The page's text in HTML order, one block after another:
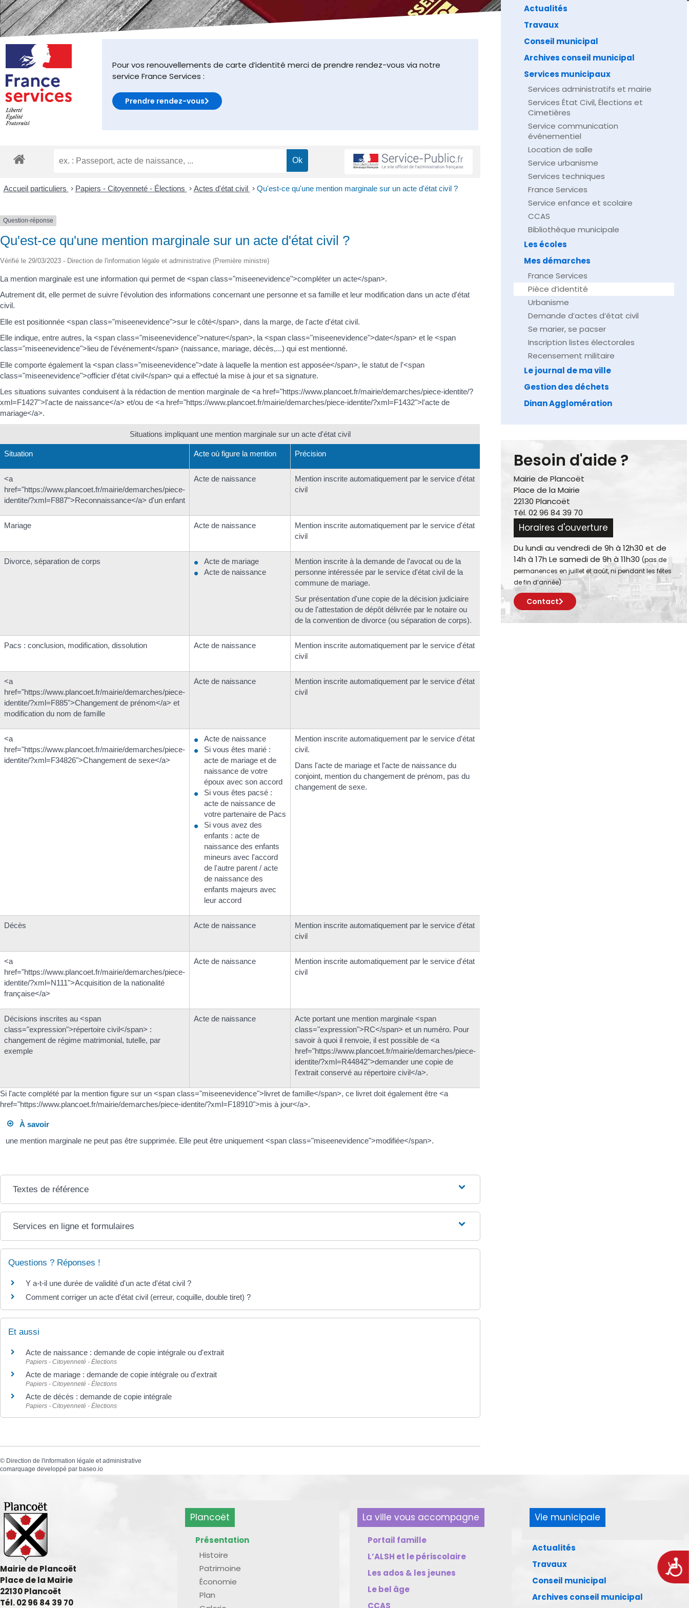
qui
utilisent
un
lecteur
d'écran ;
Appuyez
sur
Ctrl-
F10
pour
ouvrir
d'accessibilité.
Pour vos renouvellements de carte d’identité merci de prendre rendez-vous via notre
service France Services :
Prendre rendez-vous
Accueil particuliers > Papiers - Citoyenneté - Élections > Actes d'état civil > Qu'est-ce qu'une mention marginale sur un acte d'état civil ?
Question-réponse
Qu'est-ce qu'une mention marginale sur un acte d'état civil ?
Vérifié le 29/03/2023 - Direction de l'information légale et administrative (Première ministre)
La mention marginale est une information qui permet de <span class="miseenevidence">compléter un acte</span>.
Autrement dit, elle permet de suivre l'évolution des informations concernant une personne et sa famille et leur modification dans un acte d'état
civil.
Elle est positionnée <span class="miseenevidence">sur le côté</span>, dans la marge, de l'acte d'état civil.
Elle indique, entre autres, la <span class="miseenevidence">nature</span>, la <span class="miseenevidence">date</span> et le <span
class="miseenevidence">lieu de l'événement</span> (naissance, mariage, décès,...) qui est mentionné.
Elle comporte également la <span class="miseenevidence">date à laquelle la mention est apposée</span>, le statut de l'<span
class="miseenevidence">officier d'état civil</span> qui a effectué la mise à jour et sa signature.
Les situations suivantes conduisent à la rédaction de mention marginale de <a href="https://www.plancoet.fr/mairie/demarches/piece-identite/?
xml=F1427">l'acte de naissance</a> et/ou de <a href="https://www.plancoet.fr/mairie/demarches/piece-identite/?xml=F1432">l'acte de
mariage</a>.
Situations impliquant une mention marginale sur un acte d'état civil
Situation Acte où figure la mention Précision
<a
href="https://www.plancoet.fr/mairie/demarches/piece-
identite/?xml=F887">Reconnaissance</a> d'un enfant
Acte de naissance
Mention inscrite automatiquement par le service d'état
civil
Mariage Acte de naissance
Mention inscrite automatiquement par le service d'état
civil
Divorce, séparation de corps
Acte de mariage
Acte de naissance
Mention inscrite à la demande de l'avocat ou de la
personne intéressée par le service d'état civil de la
commune de mariage.
Sur présentation d'une copie de la décision judiciaire
ou de l'attestation de dépôt délivrée par le notaire ou
de la convention de divorce (ou séparation de corps).
Pacs : conclusion, modification, dissolution Acte de naissance
Mention inscrite automatiquement par le service d'état
civil
<a
href="https://www.plancoet.fr/mairie/demarches/piece-
identite/?xml=F885">Changement de prénom</a> et
modification du nom de famille
Acte de naissance
Mention inscrite automatiquement par le service d'état
civil
<a
href="https://www.plancoet.fr/mairie/demarches/piece-
identite/?xml=F34826">Changement de sexe</a>
Acte de naissance
Si vous êtes marié :
acte de mariage et de
naissance de votre
époux avec son accord
Si vous êtes pacsé :
acte de naissance de
votre partenaire de Pacs
Si vous avez des
enfants : acte de
naissance des enfants
mineurs avec l'accord
de l'autre parent / acte
de naissance des
enfants majeurs avec
leur accord
Mention inscrite automatiquement par le service d'état
civil.
Dans l'acte de mariage et l'acte de naissance du
conjoint, mention du changement de prénom, pas du
changement de sexe.
Décès Acte de naissance
Mention inscrite automatiquement par le service d'état
civil
<a
href="https://www.plancoet.fr/mairie/demarches/piece-
identite/?xml=N111">Acquisition de la nationalité
française</a>
Acte de naissance
Mention inscrite automatiquement par le service d'état
civil
Décisions inscrites au <span
class="expression">répertoire civil</span> :
changement de régime matrimonial, tutelle, par
exemple
Acte de naissance
Acte portant une mention marginale <span
class="expression">RC</span> et un numéro. Pour
savoir à quoi il renvoie, il est possible de <a
href="https://www.plancoet.fr/mairie/demarches/piece-
identite/?xml=R44842">demander une copie de
l'extrait conservé au répertoire civil</a>.
Si l'acte complété par la mention figure sur un <span class="miseenevidence">livret de famille</span>, ce livret doit également être <a
href="https://www.plancoet.fr/mairie/demarches/piece-identite/?xml=F18910">mis à jour</a>.
À savoir
une mention marginale ne peut pas être supprimée. Elle peut être uniquement <span class="miseenevidence">modifiée</span>.
Textes de référence
Services en ligne et formulaires
Questions ? Réponses !
Y a-t-il une durée de validité d'un acte d'état civil ?
Comment corriger un acte d'état civil (erreur, coquille, double tiret) ?
Et aussi
Acte de naissance : demande de copie intégrale ou d'extrait
Papiers - Citoyenneté - Élections
Acte de mariage : demande de copie intégrale ou d'extrait
Papiers - Citoyenneté - Élections
Acte de décès : demande de copie intégrale
Papiers - Citoyenneté - Élections
© Direction de l'information légale et administrative
comarquage developpé par baseo.io
Actualités
Travaux
Conseil municipal
Archives conseil municipal
Services municipaux
Services administratifs et mairie
Services État Civil, Élections et
Cimetières
Service communication
événementiel
Location de salle
Service urbanisme
Services techniques
France Services
Service enfance et scolaire
CCAS
Bibliothèque municipale
Les écoles
Mes démarches
France Services
Pièce d’identité
Urbanisme
Demande d’actes d’état civil
Se marier, se pacser
Inscription listes électorales
Recensement militaire
Le journal de ma ville
Gestion des déchets
Dinan Agglomération
Besoin d'aide ?
Mairie de Plancoët
Place de la Mairie
22130 Plancoët
Tél. 02 96 84 39 70
Horaires d'ouverture
Du lundi au vendredi de 9h à 12h30 et de
14h à 17h Le samedi de 9h à 11h30 (pas de
permanences en juillet et août, ni pendant les fêtes
de fin d’année)
Contact
Mairie de Plancoët
Place de la Mairie
22130 Plancoët
Tél. 02 96 84 39 70
Plancoët
Présentation
Histoire
Patrimoine
Économie
Plan
La ville vous accompagne
Portail famille
L’ALSH et le périscolaire
Les ados & les jeunes
Le bel âge
CCAS
Vie municipale
Actualités
Travaux
Conseil municipal
Archives conseil municipal